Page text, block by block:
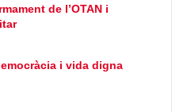
de l’OTAN i
i vida digna